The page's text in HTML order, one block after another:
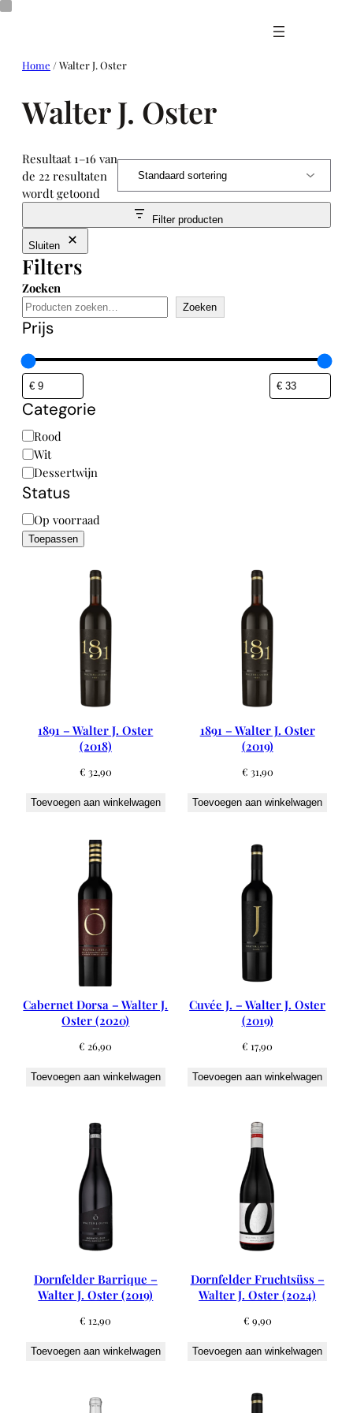
Ga
inhoud
Home / Walter J. Oster
Walter J. Oster
Resultaat 1–16 van
de 22 resultaten
wordt getoond
Filter producten
Sluiten
Filters
Zoeken
Zoeken
Prijs
Categorie
Categorie
Rood
Wit
Dessertwijn
Status
Status
Op voorraad
Toepassen
1891 – Walter J. Oster
(2018)
€ 32,90
Toevoegen aan winkelwagen
1891 – Walter J. Oster
(2019)
€ 31,90
Toevoegen aan winkelwagen
Cabernet Dorsa – Walter J.
Oster (2020)
€ 26,90
Toevoegen aan winkelwagen
Cuvée J. – Walter J. Oster
(2019)
€ 17,90
Toevoegen aan winkelwagen
Dornfelder Barrique –
Walter J. Oster (2019)
€ 12,90
Toevoegen aan winkelwagen
Dornfelder Fruchtsüss –
Walter J. Oster (2024)
€ 9,90
Toevoegen aan winkelwagen